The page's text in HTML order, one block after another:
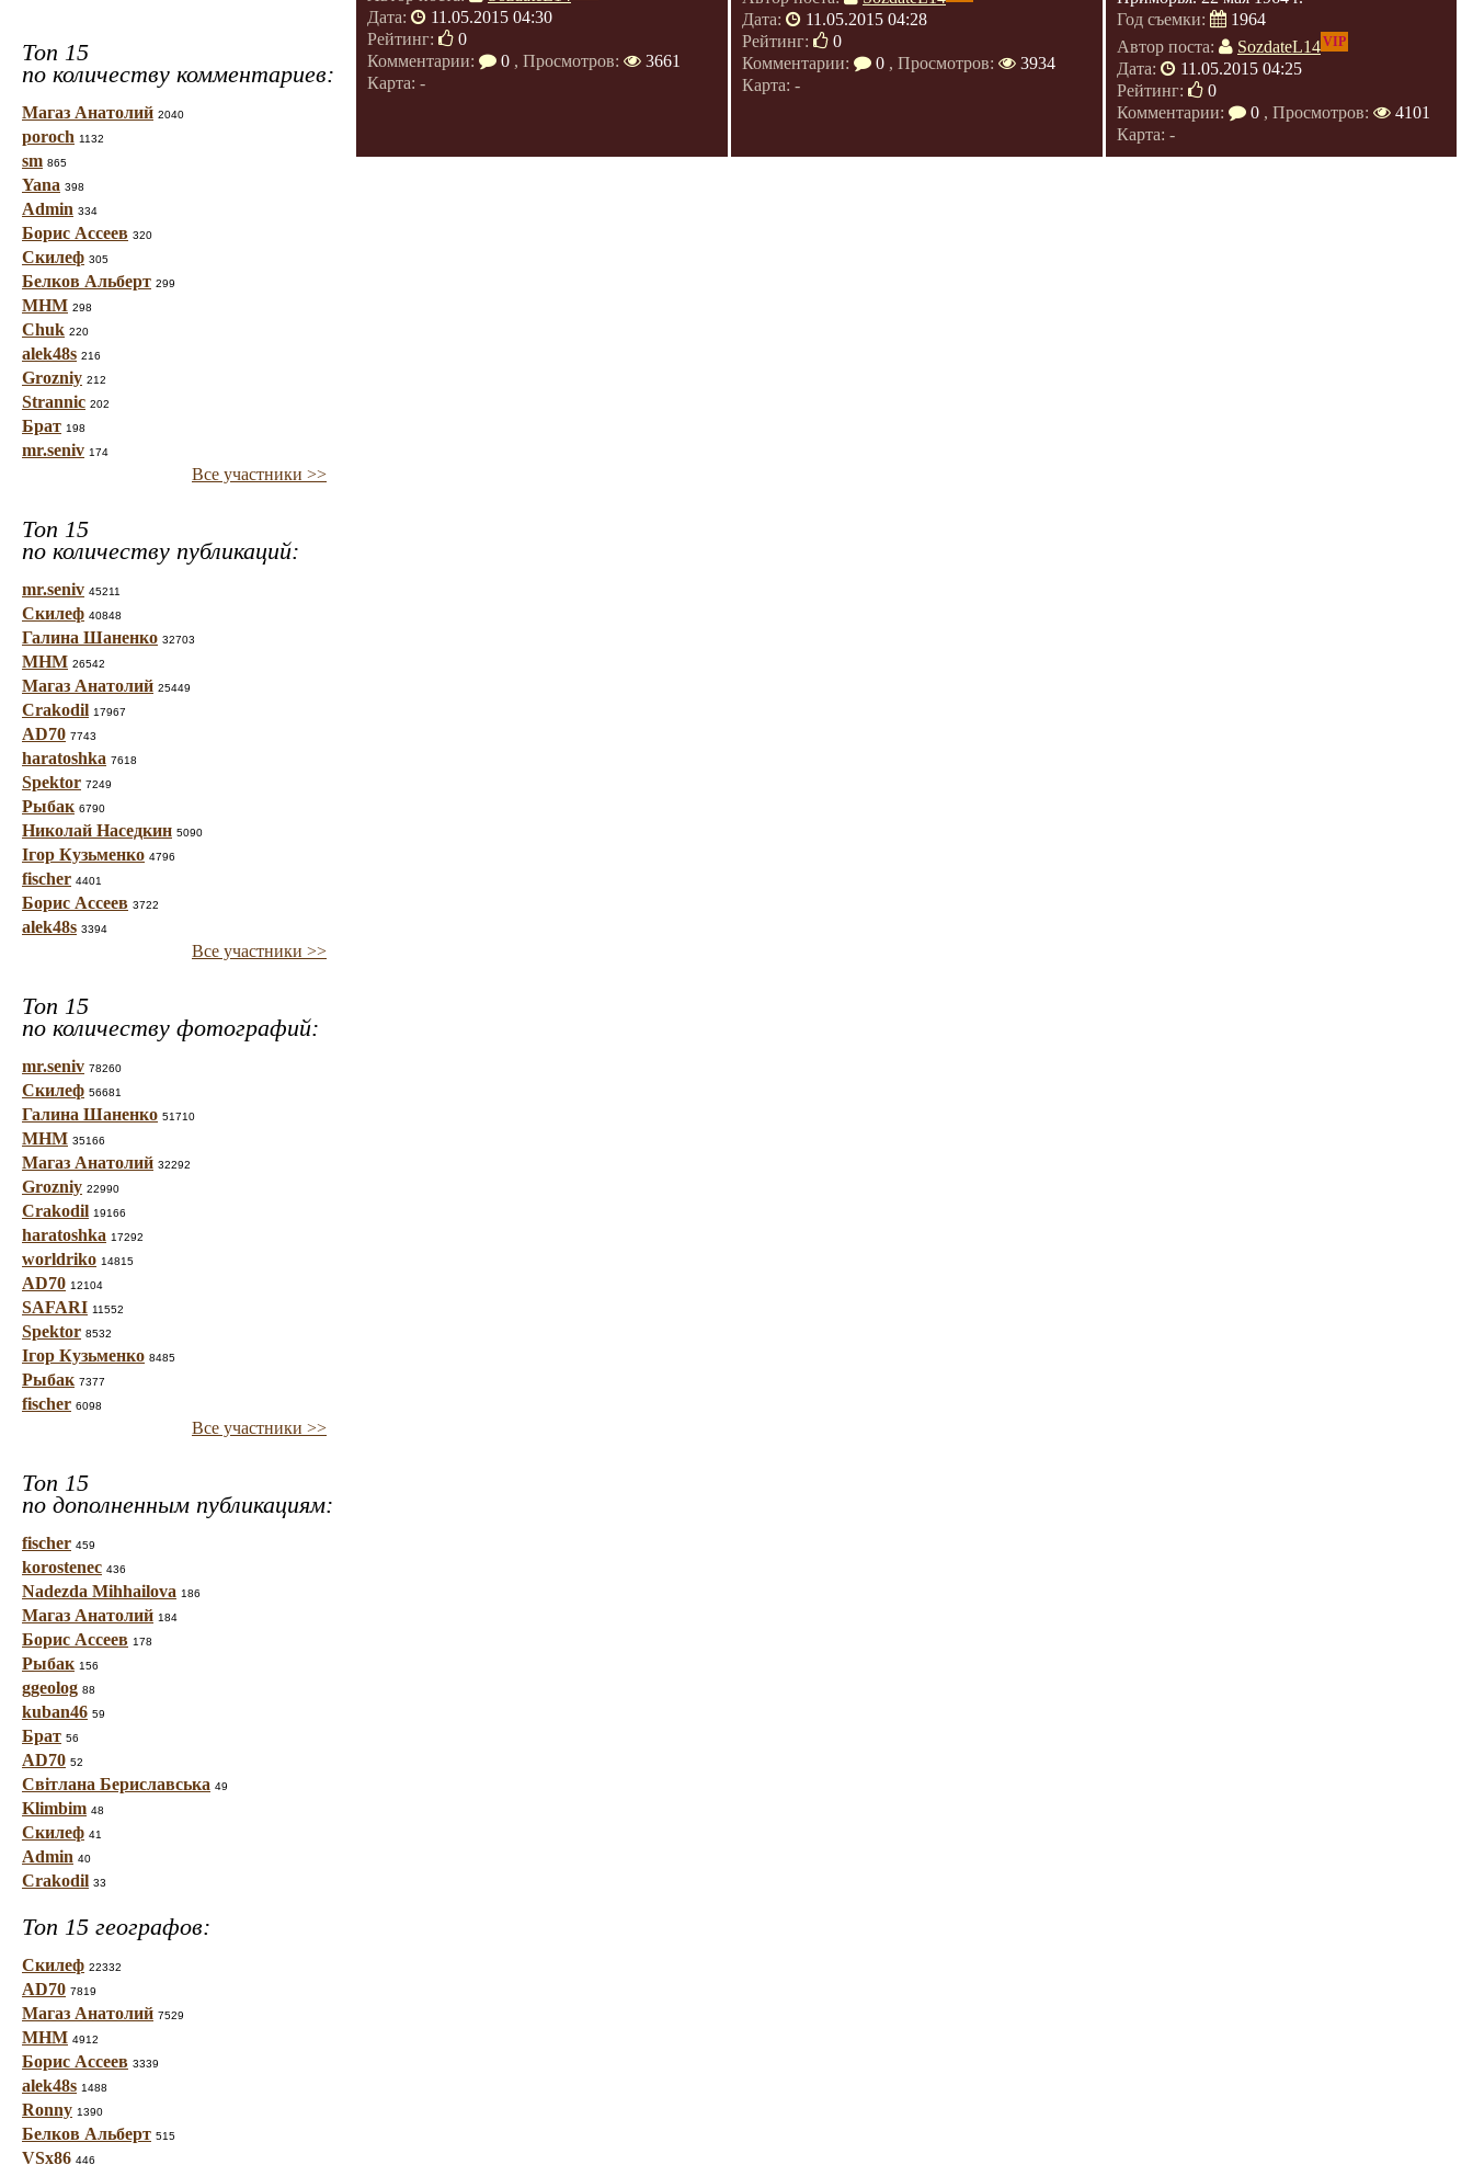
Топ 15
по количеству комментариев:
Магаз Анатолий 2040
poroch 1132
sm 865
Yana 398
Admin 334
Борис Ассеев 320
Скилеф 305
Белков Альберт 299
МНМ 298
Chuk 220
alek48s 216
Grozniy 212
Strannic 202
Брат 198
mr.seniv 174
Все участники >>
Топ 15
по количеству публикаций:
mr.seniv 45211
Скилеф 40848
Галина Шаненко 32703
МНМ 26542
Магаз Анатолий 25449
Crakodil 17967
AD70 7743
haratoshka 7618
Spektor 7249
Рыбак 6790
Николай Наседкин 5090
Ігор Кузьменко 4796
fischer 4401
Борис Ассеев 3722
alek48s 3394
Все участники >>
Топ 15
по количеству фотографий:
mr.seniv 78260
Скилеф 56681
Галина Шаненко 51710
МНМ 35166
Магаз Анатолий 32292
Grozniy 22990
Crakodil 19166
haratoshka 17292
worldriko 14815
AD70 12104
SAFARI 11552
Spektor 8532
Ігор Кузьменко 8485
Рыбак 7377
fischer 6098
Все участники >>
Топ 15
по дополненным публикациям:
fischer 459
korostenec 436
Nadezda Mihhailova 186
Магаз Анатолий 184
Борис Ассеев 178
Рыбак 156
ggeolog 88
kuban46 59
Брат 56
AD70 52
Світлана Бериславська 49
Klimbim 48
Скилеф 41
Admin 40
Crakodil 33
Топ 15 географов:
Скилеф 22332
AD70 7819
Магаз Анатолий 7529
МНМ 4912
Борис Ассеев 3339
alek48s 1488
Ronny 1390
Белков Альберт 515
VSx86 446
Дата:
11.05.2015 04:30
Рейтинг:
0
Комментарии:
0 , Просмотров:
3661
Карта: -
Дата:
11.05.2015 04:28
Рейтинг:
0
Комментарии:
0 , Просмотров:
3934
Карта: -
Год съемки:
1964
Автор поста:
SozdateL14VIP
Дата:
11.05.2015 04:25
Рейтинг:
0
Комментарии:
0 , Просмотров:
4101
Карта: -